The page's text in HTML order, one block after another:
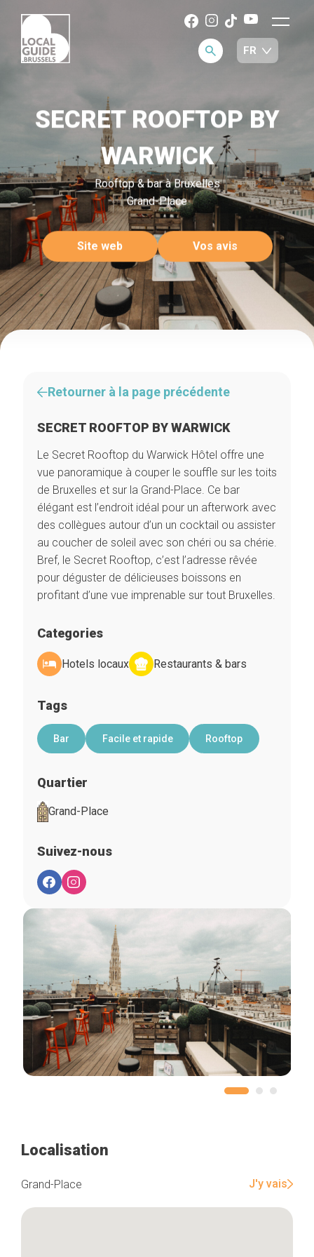
SECRET ROOFTOP BY
WARWICK
Rooftop & bar à Bruxelles
Grand-Place
Site web Vos avis
Retourner à la page précédente
SECRET ROOFTOP BY WARWICK
Le Secret Rooftop du Warwick Hôtel offre une
vue panoramique à couper le souffle sur les toits
de Bruxelles et sur la Grand-Place. Ce bar
élégant est l’endroit idéal pour un afterwork avec
des collègues autour d’un un cocktail ou assister
au coucher de soleil avec son chéri ou sa chérie.
Bref, le Secret Rooftop, c’est l’adresse rêvée
pour déguster de délicieuses boissons en
profitant d’une vue imprenable sur tout Bruxelles.
Categories
Hotels locaux Restaurants & bars
Tags
Bar Facile et rapide Rooftop
Quartier
Grand-Place
Suivez-nous
Localisation
Grand-Place J'y vais